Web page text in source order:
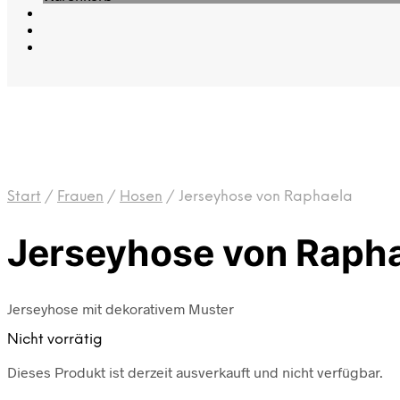
Start / Frauen / Hosen / Jerseyhose von Raphaela
Jerseyhose von
Jerseyhose mit dekorativem Muster
Nicht vorrätig
Dieses Produkt ist derzeit ausverkauft und nicht verfügbar.